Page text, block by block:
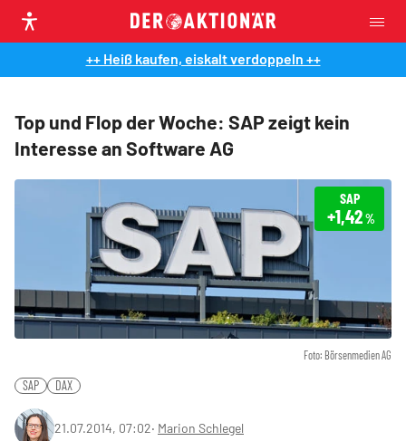
++ Heiß kaufen, eiskalt verdoppeln ++
Top und Flop der Woche: SAP zeigt kein
Interesse an Software AG
Foto: Börsenmedien AG
SAP
+1,42%
SAP DAX
21.07.2014, 07:02‧ Marion Schlegel